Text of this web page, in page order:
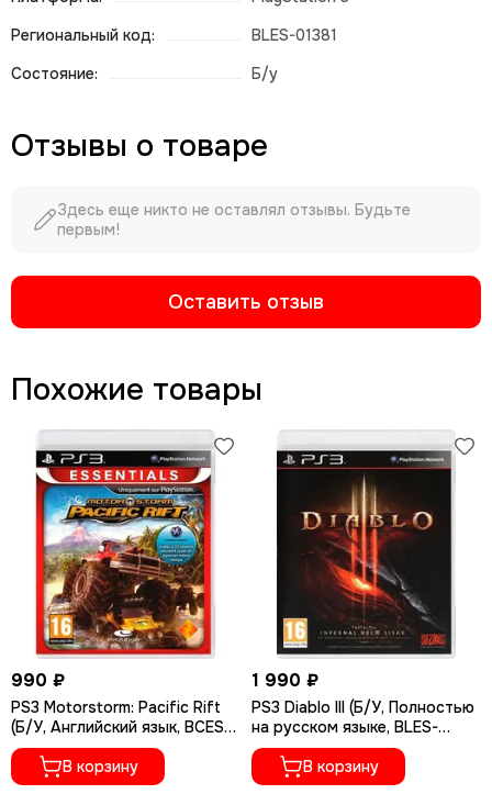
Региональный код:
BLES-01381
Состояние:
Б/у
Отзывы о товаре
Здесь еще никто не оставлял отзывы. Будьте
первым!
Оставить отзыв
Похожие товары
990 ₽
PS3 Motorstorm: Pacific Rift
(Б/У, Английский язык, BCES-
00129)
В корзину
1 990 ₽
PS3 Diablo III (Б/У, Полностью
на русском языке, BLES-
01922)
В корзину